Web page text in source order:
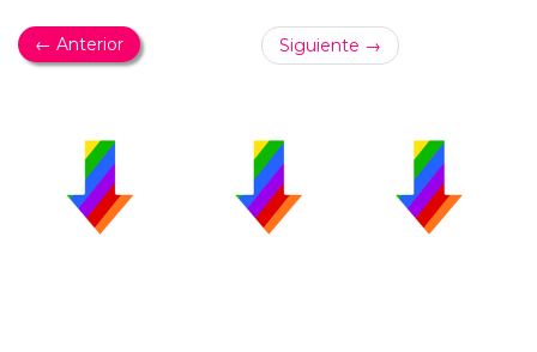
← Anterior Siguiente →